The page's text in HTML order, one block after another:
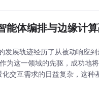
能体编排与边缘计
展轨迹经历了从被动响应
为这一领域的先驱，成功地
交互需求的日益复杂，这种